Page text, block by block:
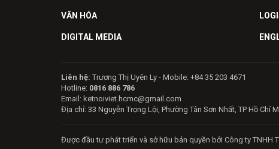
VĂN HÓA
DIGITAL MEDIA
Liên hệ: Trương Thị Uyên Ly - Mobile: +84 35 203 4671
Hotline: 0816 886 786
Email: ketnoiviet.hcmc@gmail.com
Địa chỉ: 33 Nguyễn Trọng Lội, Phường Tân Sơn Nhất, TP Hồ Chí
Được đầu tư phát triển và sở hữu bản quyền bởi Công ty TNHH